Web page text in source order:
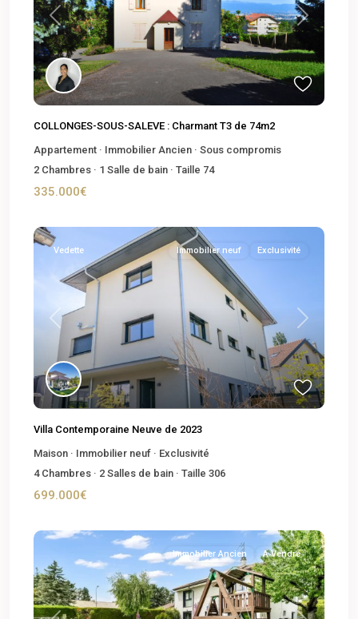
Previous Next
COLLONGES-SOUS-SALEVE : Charmant T3 de 74m2
Appartement · Immobilier Ancien · Sous compromis
2 Chambres · 1 Salle de bain · Taille 74
335.000€
Previous Next
Vedette Immobilier neuf Exclusivité
Villa Contemporaine Neuve de 2023
Maison · Immobilier neuf · Exclusivité
4Chambres · 2 Salles de bain · Taille 306
699.000€
Immobilier Ancien A Vendre